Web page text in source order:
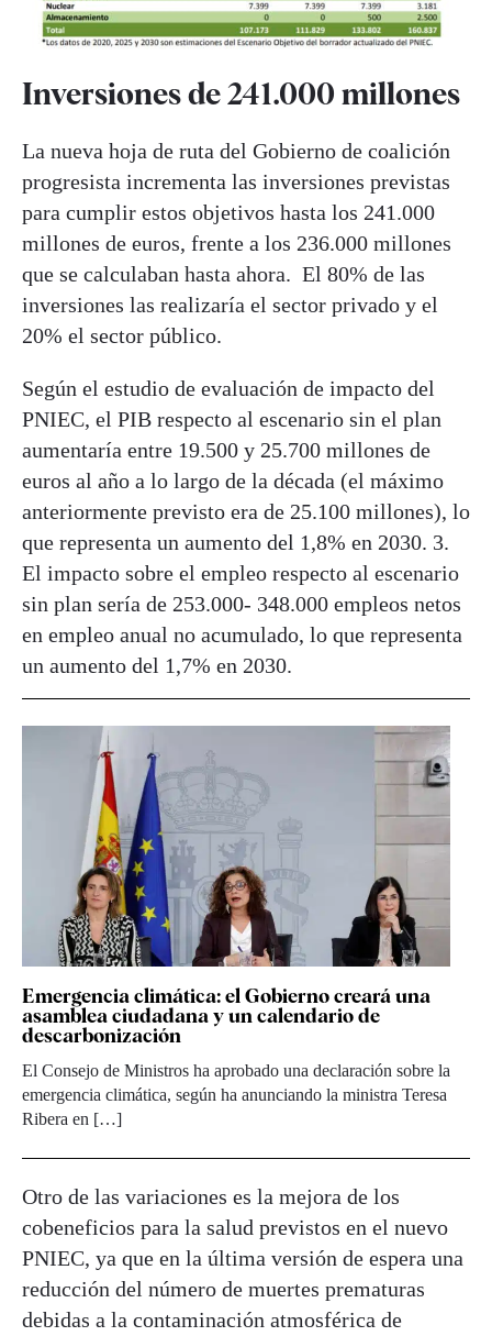
Inversiones de 241.000 millones
La nueva hoja de ruta del Gobierno de coalición
progresista incrementa las inversiones previstas
para cumplir estos objetivos hasta los 241.000
millones de euros, frente a los 236.000 millones
que se calculaban hasta ahora. El 80% de las
inversiones las realizaría el sector privado y el
20% el sector público.
Según el estudio de evaluación de impacto del
PNIEC, el PIB respecto al escenario sin el plan
aumentaría entre 19.500 y 25.700 millones de
euros al año a lo largo de la década (el máximo
anteriormente previsto era de 25.100 millones), lo
que representa un aumento del 1,8% en 2030. 3.
El impacto sobre el empleo respecto al escenario
sin plan sería de 253.000- 348.000 empleos netos
en empleo anual no acumulado, lo que representa
un aumento del 1,7% en 2030.
Emergencia climática: el Gobierno creará una
asamblea ciudadana y un calendario de
descarbonización
El Consejo de Ministros ha aprobado una declaración sobre la
emergencia climática, según ha anunciando la ministra Teresa
Ribera en […]
Otro de las variaciones es la mejora de los
cobeneficios para la salud previstos en el nuevo
PNIEC, ya que en la última versión de espera una
reducción del número de muertes prematuras
debidas a la contaminación atmosférica de